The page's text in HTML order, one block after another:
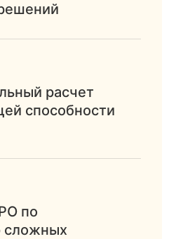
расчет
способности
по
сложных